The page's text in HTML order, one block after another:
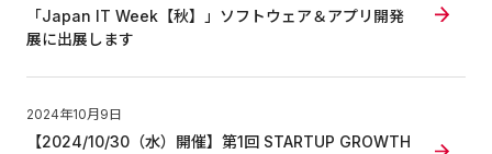
「Japan IT Week【秋】」ソフトウェア＆アプリ開発
展に出展します
2024年10月9日
【2024/10/30（水）開催】第1回 STARTUP GROWTH